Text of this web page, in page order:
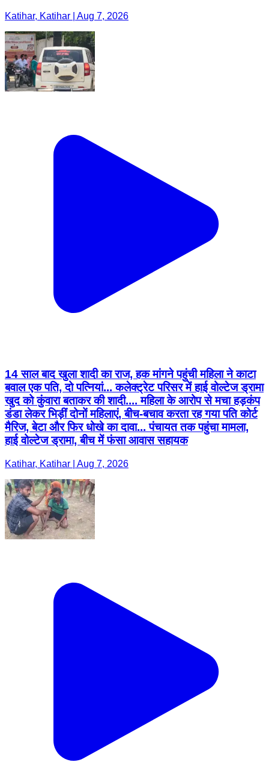
Katihar, Katihar | Aug 7, 2026
14 साल बाद खुला शादी का राज, हक मांगने पहुंची महिला ने काटा
बवाल एक पति, दो पत्नियां... कलेक्ट्रेट परिसर में हाई वोल्टेज ड्रामा
खुद को कुंवारा बताकर की शादी.... महिला के आरोप से मचा हड़कंप
डंडा लेकर भिड़ीं दोनों महिलाएं, बीच-बचाव करता रह गया पति कोर्ट
मैरिज, बेटा और फिर धोखे का दावा... पंचायत तक पहुंचा मामला,
हाई वोल्टेज ड्रामा, बीच में फंसा आवास सहायक
Katihar, Katihar | Aug 7, 2026